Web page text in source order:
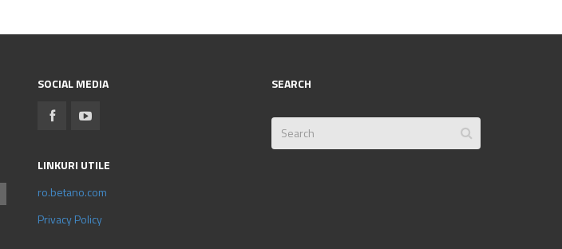
SOCIAL MEDIA SEARCH
LINKURI UTILE
ro.betano.com
Privacy Policy